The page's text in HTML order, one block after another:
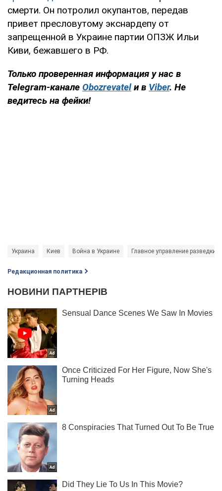
смерти. Он потролил окупантов, передав
привет пресловутому экснардепу от
запрещенной в Украине партии ОПЗЖ Ильи
Киви, бежавшего в РФ.
Только проверенная информация у нас в
Telegram-канале Obozrevatel и в Viber. Не
ведитесь на фейки!
Украина Киев Война в Украине Главное управление разведки
Редакционная политика